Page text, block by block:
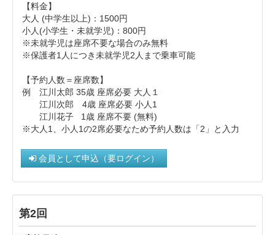
【料金】
大人 (中学生以上)： 1500円
小人(小学生・未就学児)：800円
※未就学児は座席不要な場合のみ無料
※保護者1人につき未就学児2人まで乗車可能
【予約人数＝座席数】
例 江川太郎 35歳 座席必要 大人１
江川次郎 4歳 座席必要 小人1
江川花子 1歳 座席不要 (無料)
※大人1、小人1の2席必要なため予約人数は「2」と入力
会員として申込（要ログイン）
第2回